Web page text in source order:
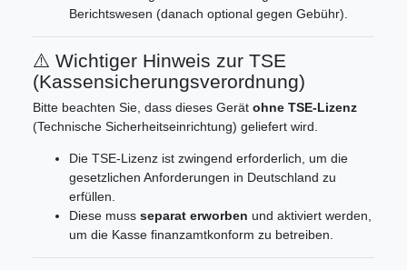
Berichtswesen (danach optional gegen Gebühr).
⚠️ Wichtiger Hinweis zur TSE
(Kassensicherungsverordnung)
Bitte beachten Sie, dass dieses Gerät ohne TSE-Lizenz
(Technische Sicherheitseinrichtung) geliefert wird.
Die TSE-Lizenz ist zwingend erforderlich, um die
gesetzlichen Anforderungen in Deutschland zu
erfüllen.
Diese muss separat erworben und aktiviert werden,
um die Kasse finanzamtkonform zu betreiben.